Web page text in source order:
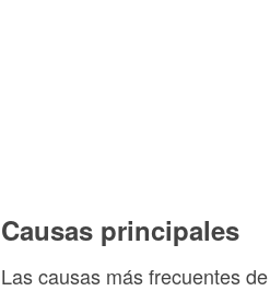
Causas principales
Las causas más frecuentes